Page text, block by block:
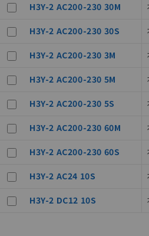
H3Y-2 AC200-230 30M
H3Y-2 AC200-230 30S
H3Y-2 AC200-230 3M
H3Y-2 AC200-230 5M
H3Y-2 AC200-230 5S
H3Y-2 AC200-230 60M
H3Y-2 AC200-230 60S
H3Y-2 AC24 10S
H3Y-2 DC12 10S
記
号
○ 一定数以上の在庫あり
△ 一定数には満たないが在庫
－
在庫なし(最新の在庫状況
機器販売店・当社販売員に
空
受注生産機種、また在庫状
くものです。
在庫状況および標準価格照会
い。
当社販売員にご相談ください。
在庫状況および標準価格結果
マイパーツ機能（部品リスト
お客様が当ウェブサイト上で
が、当社の製品・サービスに
さい。
※当社の共同利用者とは、
"個
いる法人を指します。